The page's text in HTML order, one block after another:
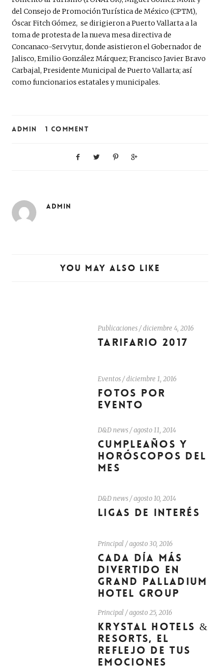
del Consejo de Promoción Turística de México (CPTM),
Óscar Fitch Gómez, se dirigieron a Puerto Vallarta a la
toma de protesta de la nueva mesa directiva de
Concanaco-Servytur, donde asistieron el Gobernador de
Jalisco, Emilio González Márquez; Francisco Javier Bravo
Carbajal, Presidente Municipal de Puerto Vallarta; así
como funcionarios estatales y municipales.
ADMIN 1 COMMENT
ADMIN
YOU MAY ALSO LIKE
Publicaciones/diciembre 4, 2016
TARIFARIO 2017
Eventos/diciembre 1, 2016
FOTOS POR
EVENTO
D&D news/agosto 11, 2014
CUMPLEAÑOS Y
HORÓSCOPOS DEL
MES
D&D news/agosto 10, 2014
LIGAS DE INTERÉS
Principal /agosto 30, 2016
CADA DÍA MÁS
DIVERTIDO EN
GRAND PALLADIUM
HOTEL GROUP
Principal /agosto 25, 2016
KRYSTAL HOTELS &
RESORTS, EL
REFLEJO DE TUS
EMOCIONES